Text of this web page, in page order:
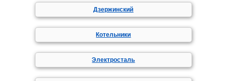
Дзержинский
Котельники
Электросталь